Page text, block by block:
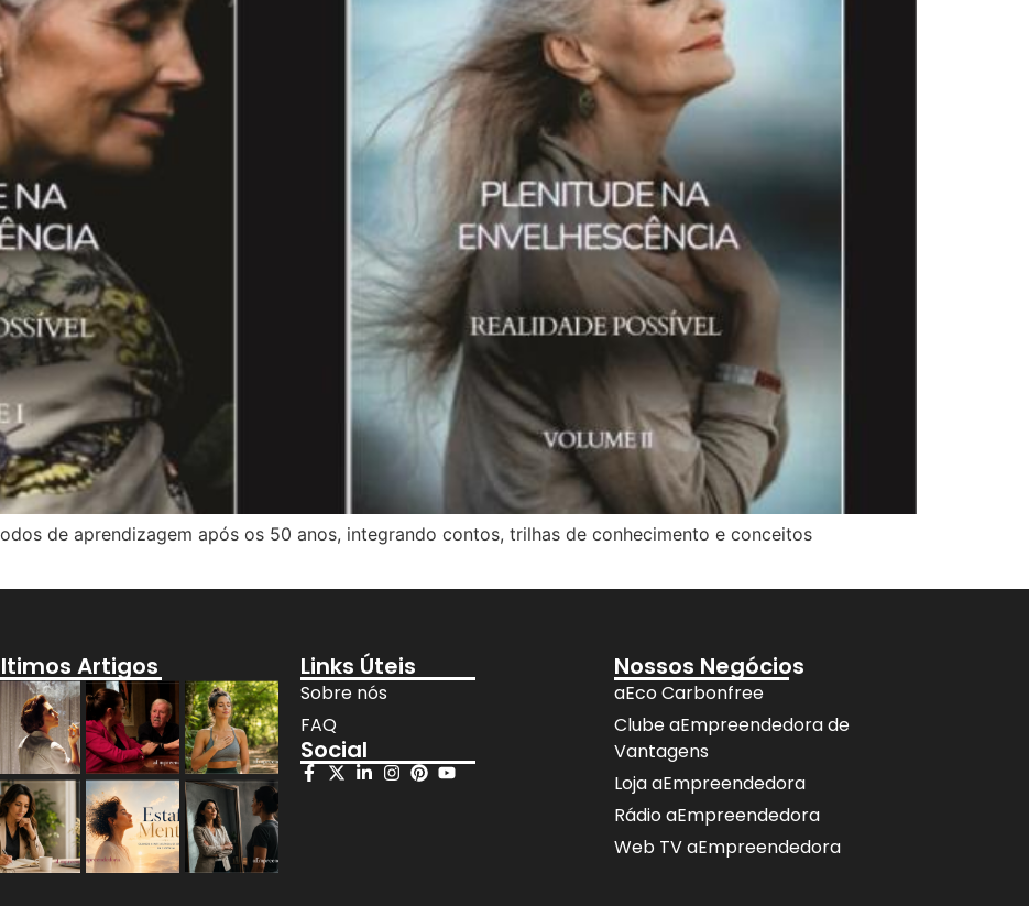
de aprendizagem após os 50 anos, integrando contos, trilhas de conhecimento e conceitos
Artigos Links Úteis
Sobre nós
FAQ
Social
Nossos Negócios
aEco Carbonfree
Clube aEmpreendedora de
Vantagens
Loja aEmpreendedora
Rádio aEmpreendedora
Web TV aEmpreendedora